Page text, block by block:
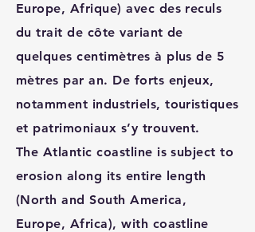
Europe, Afrique) avec des reculs
du trait de côte variant de
quelques centimètres à plus de 5
mètres par an. De forts enjeux,
notamment industriels, touristiques
et patrimoniaux s’y trouvent.
The Atlantic coastline is subject to
erosion along its entire length
(North and South America,
Europe, Africa), with coastline